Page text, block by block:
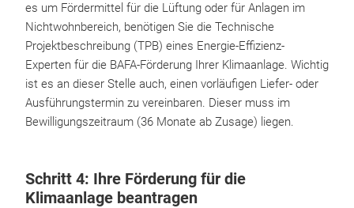
es um Fördermittel für die Lüftung oder für Anlagen im
Nichtwohnbereich, benötigen Sie die Technische
Projektbeschreibung (TPB) eines Energie-Effizienz-
Experten für die BAFA-Förderung Ihrer Klimaanlage. Wichtig
ist es an dieser Stelle auch, einen vorläufigen Liefer- oder
Ausführungstermin zu vereinbaren. Dieser muss im
Bewilligungszeitraum (36 Monate ab Zusage) liegen.
Schritt 4: Ihre Förderung für die
Klimaanlage beantragen